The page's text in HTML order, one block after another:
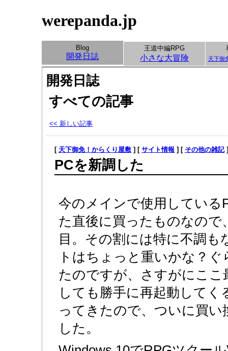
werepanda.jp
Blog
開発日誌
王道中編RPG
小さな大冒険 天下御
開発日誌
すべての記事
<< 新しい記事
[ 天下御免！からくり屋敷 ] [ サイト情報 ] [ その他の雑記]
PCを新調した
今のメインで使用している
た直後に買ったものなので
目。その割には特に不調も
トはちょっと重いかな？
たのですが、さすがにこ
しても勝手に再起動してく
ってきたので、ついに買
した。